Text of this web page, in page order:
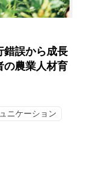
錯誤から成長
の農業人材育
ニケーション